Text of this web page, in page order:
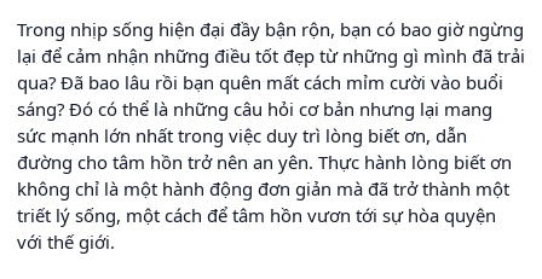
Trong nhịp sống hiện đại đầy bận rộn, bạn có bao giờ ngừng
lại để cảm nhận những điều tốt đẹp từ những gì mình đã trải
qua? Đã bao lâu rồi bạn quên mất cách mỉm cười vào buổi
sáng? Đó có thể là những câu hỏi cơ bản nhưng lại mang
sức mạnh lớn nhất trong việc duy trì lòng biết ơn, dẫn
đường cho tâm hồn trở nên an yên. Thực hành lòng biết ơn
không chỉ là một hành động đơn giản mà đã trở thành một
triết lý sống, một cách để tâm hồn vươn tới sự hòa quyện
với thế giới.